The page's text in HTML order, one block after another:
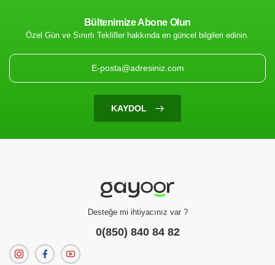
Filtrenize Uygun
Ürün Bulunamadı
Bültenimize Abone Olun
Özel Gün ve Sınırlı Teklifler hakkında en güncel bilgileri edinin.
KAYDOL
Desteğe mi ihtiyacınız var ?
0(850) 840 84 82